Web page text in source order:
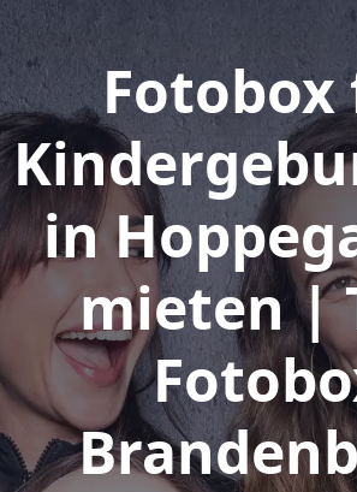
in
mieten |